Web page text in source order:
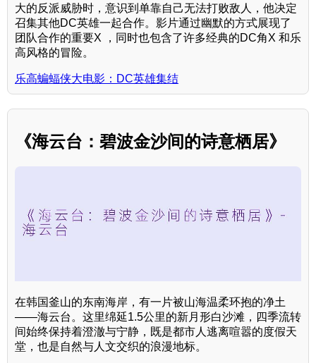
大的反派威胁时，意识到单靠自己无法打败敌人，他决定
召集其他DC英雄一起合作。影片通过幽默的方式展现了
团队合作的重要X ，同时也包含了许多经典的DC角X 和乐
高风格的冒险。
乐高蝙蝠侠大电影：DC英雄集结
《海云台：碧波金沙间的诗意栖居》
在韩国釜山的东南海岸，有一片被山海温柔环抱的净土
——海云台。这里绵延1.5公里的新月形白沙滩，四季流转
间始终保持着澄澈与宁静，既是都市人逃离喧嚣的度假天
堂，也是自然与人文交织的浪漫地标。